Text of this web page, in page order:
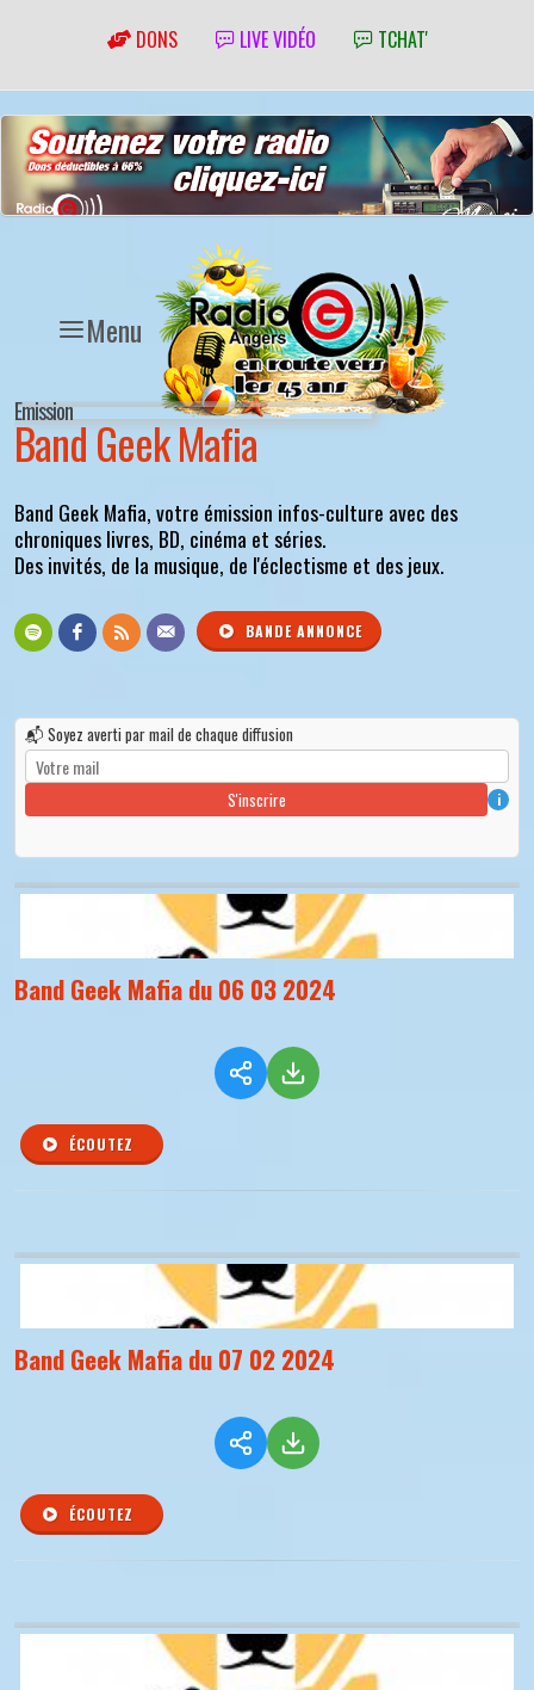
DONS LIVE VIDÉO TCHAT'
Menu
Emission
Band Geek Mafia
Band Geek Mafia, votre émission infos-culture avec des
chroniques livres, BD, cinéma et séries.
Des invités, de la musique, de l'éclectisme et des jeux.
BANDE ANNONCE
📬 Soyez averti par mail de chaque diffusion
S'inscrire i
Band Geek Mafia du 06 03 2024
ÉCOUTEZ
Band Geek Mafia du 07 02 2024
ÉCOUTEZ